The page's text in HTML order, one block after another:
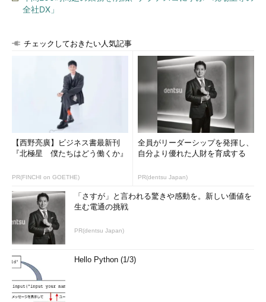
全社DX」
チェックしておきたい人気記事
【西野亮廣】ビジネス書最新刊
『北極星 僕たちはどう働くか』
PR(FINCHI on GOETHE)
全員がリーダーシップを発揮し、
自分より優れた人財を育成する
PR(dentsu Japan)
「さすが」と言われる驚きや感動を。新しい価値を
生む電通の挑戦
PR(dentsu Japan)
Hello Python (1/3)